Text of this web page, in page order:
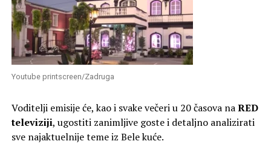
Youtube printscreen/Zadruga
Voditelji emisije će, kao i svake večeri u 20 časova naRED
televiziji, ugostiti zanimljive goste i detaljno analizirati
sve najaktuelnije teme iz Bele kuće.